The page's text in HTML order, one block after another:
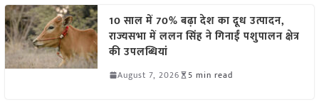
10 साल में 70% बढ़ा देश का दूध उत्पादन,
राज्यसभा में ललन सिंह ने गिनाईं पशुपालन क्षेत्र
की उपलब्धियां
August 7, 2026 5 min read